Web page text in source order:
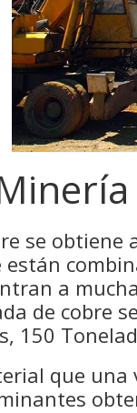
se
están
a
de cobre
150
que una